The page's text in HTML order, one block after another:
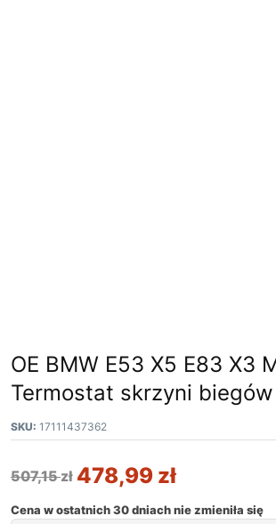
OE BMW E53 X5 E83 X3
Termostat skrzyni biegów
SKU: 17111437362
507,15zł 478,99 zł
Cena w ostatnich 30 dniach nie zmieniła się